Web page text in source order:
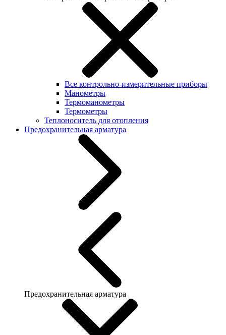
Все контрольно-измерительные приборы
Манометры
Термоманометры
Термометры
Теплоноситель для отопления
Предохранительная арматура
Предохранительная арматура